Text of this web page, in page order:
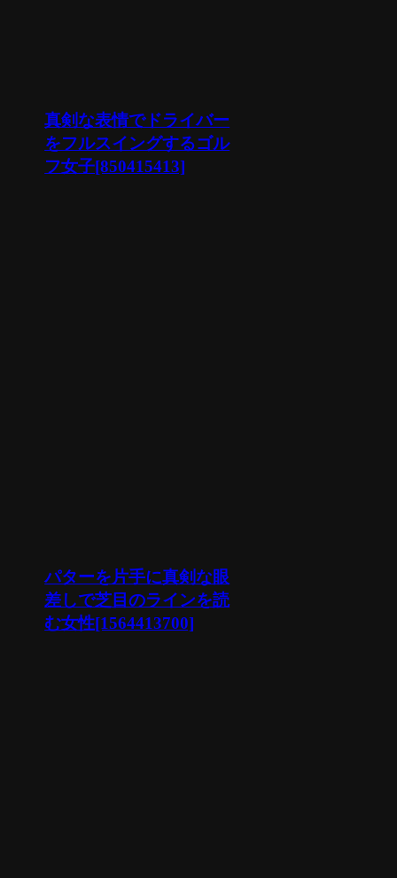
真剣な表情でドライバー
をフルスイングするゴル
フ女子[850415413]
パターを片手に真剣な眼
差しで芝目のラインを読
む女性[1564413700]